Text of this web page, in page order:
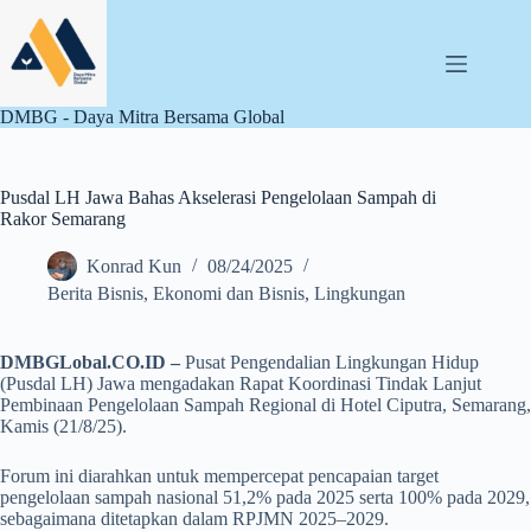
content
DMBG - Daya Mitra Bersama Global
Pusdal LH Jawa Bahas Akselerasi Pengelolaan Sampah di
Rakor Semarang
Konrad Kun
08/24/2025
Berita Bisnis, Ekonomi dan Bisnis, Lingkungan
DMBGLobal.CO.ID – Pusat Pengendalian Lingkungan Hidup
(Pusdal LH) Jawa mengadakan Rapat Koordinasi Tindak Lanjut
Pembinaan Pengelolaan Sampah Regional di Hotel Ciputra, Semarang,
Kamis (21/8/25).
Forum ini diarahkan untuk mempercepat pencapaian target
pengelolaan sampah nasional 51,2% pada 2025 serta 100% pada 2029,
sebagaimana ditetapkan dalam RPJMN 2025–2029.